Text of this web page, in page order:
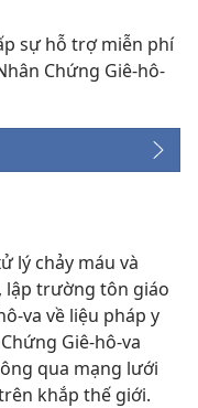
sự hỗ trợ miễn phí
Chứng Giê-hô-
lý chảy máu và
lập trường tôn giáo
va về liệu pháp y
Giê-hô-va
qua mạng lưới
khắp thế giới.